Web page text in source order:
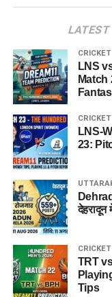
LATEST
CRICKET
LNS
Match
CRICKET
LNS-
23:
देहरादून
CRICKET
TRT
Tips